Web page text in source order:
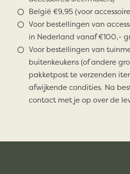
België €9,95 (voor
Voor bestellingen van
in Nederland vanaf €100,-
Voor bestellingen van
buitenkeukens (of andere
pakketpost te verzenden
afwijkende condities. Na
contact met je op over de